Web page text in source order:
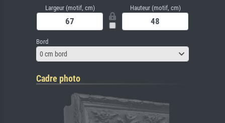
Largeur (motif, cm) Hauteur (motif, cm)
Bord
0 cm bord
Cadre photo